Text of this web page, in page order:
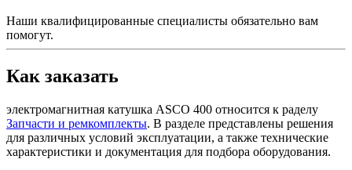
Наши квалифицированные специалисты обязательно вам
помогут.
Как заказать
электромагнитная катушка ASCO 400 относится к раделу
Запчасти и ремкомплекты. В разделе представлены решения
для различных условий эксплуатации, а также технические
характеристики и документация для подбора оборудования.